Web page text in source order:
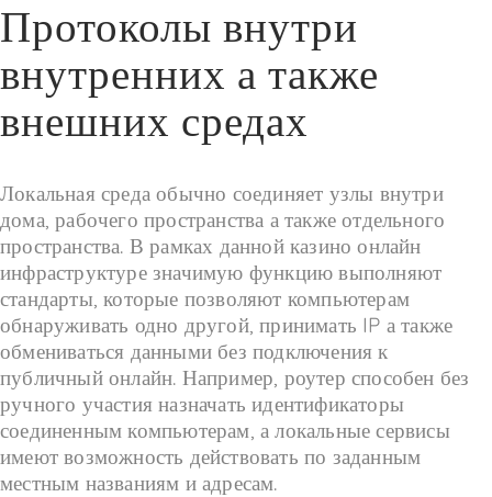
Протоколы внутри
внутренних а также
внешних средах
Локальная среда обычно соединяет узлы внутри
дома, рабочего пространства а также отдельного
пространства. В рамках данной казино онлайн
инфраструктуре значимую функцию выполняют
стандарты, которые позволяют компьютерам
обнаруживать одно другой, принимать IP а также
обмениваться данными без подключения к
публичный онлайн. Например, роутер способен без
ручного участия назначать идентификаторы
соединенным компьютерам, а локальные сервисы
имеют возможность действовать по заданным
местным названиям и адресам.